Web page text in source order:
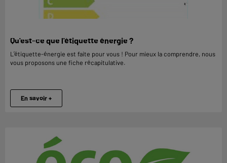
Qu'est-ce que l'étiquette énergie ?
L’étiquette-énergie est faite pour vous ! Pour mieux la comprendre, nous
vous proposons une fiche récapitulative.
En savoir +